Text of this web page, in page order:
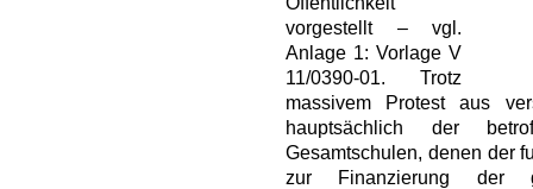
vorgestellt – vgl.
Anlage 1: Vorlage V
11/0390-01. Trotz
massivem Protest aus
hauptsächlich der
Gesamtschulen, denen der
zur Finanzierung der